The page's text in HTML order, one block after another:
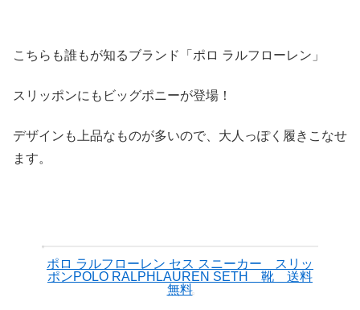
こちらも誰もが知るブランド「ポロ ラルフローレン」
スリッポンにもビッグポニーが登場！
デザインも上品なものが多いので、大人っぽく履きこなせ
ます。
ポロ ラルフローレン セス スニーカー スリッ
ポンPOLO RALPHLAUREN SETH 靴 送料
無料